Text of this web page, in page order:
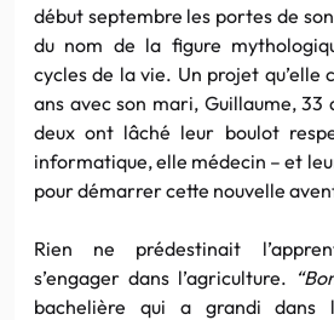
début septembre les portes de
du nom de la figure
cycles de la vie. Un projet qu’elle
ans avec son mari, Guillaume, 33
deux ont lâché leur boulot
informatique, elle médecin – et
pour démarrer cette nouvelle
Rien ne prédestinait
s’engager dans l’agriculture.
bachelière qui a grandi dans